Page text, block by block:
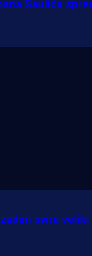
Šaulića
svira